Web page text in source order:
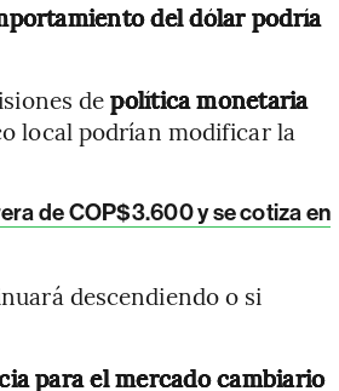
del dólar podría
depolítica monetaria
local podrían modificar la
de COP$3.600 y se cotiza en
descendiendo o si
para el mercado cambiario